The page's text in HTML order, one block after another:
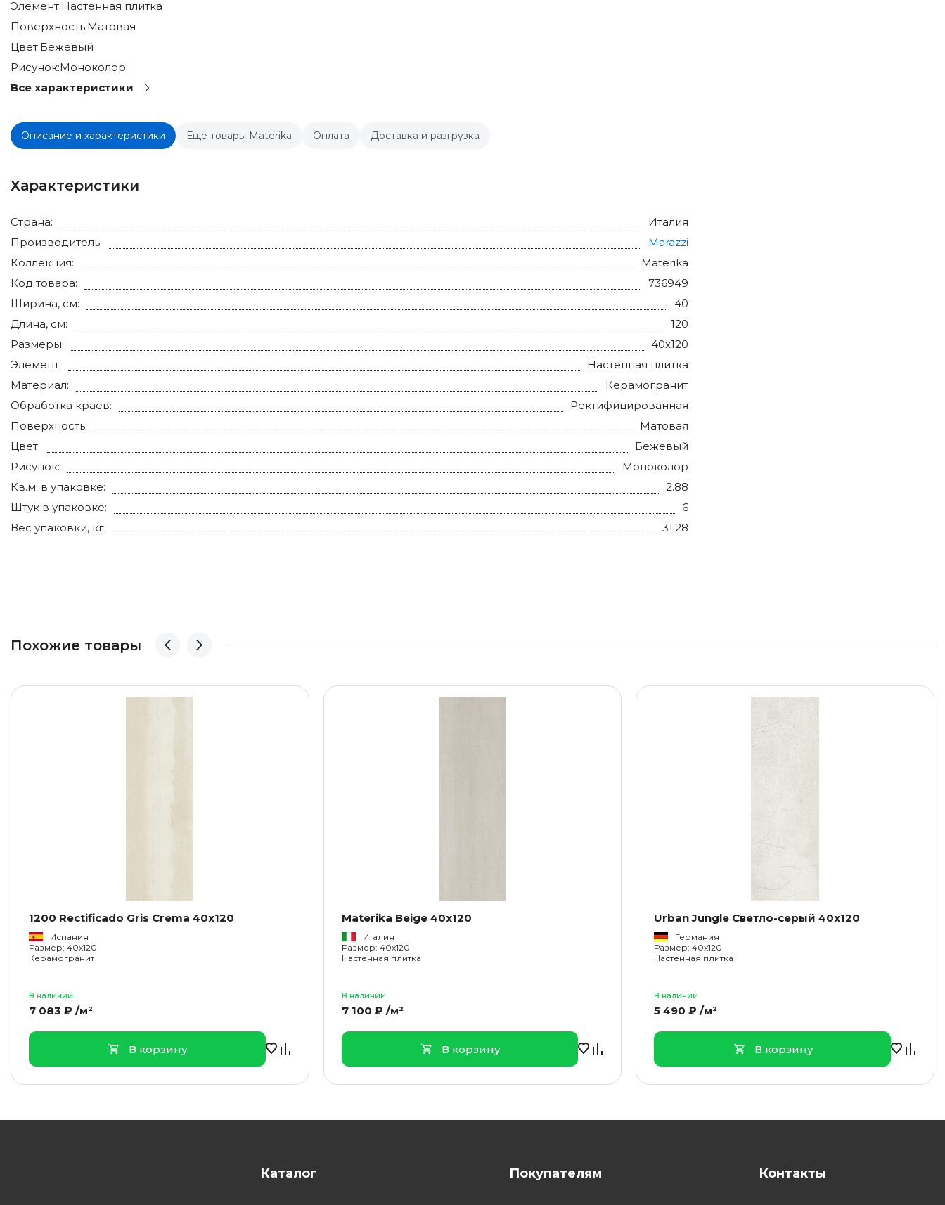
Элемент:Настенная плитка
Поверхность:Матовая
Цвет:Бежевый
Рисунок:Моноколор
Все характеристики
Описание и характеристики Еще товары Materika Оплата Доставка и разгрузка
Характеристики
Страна:
Италия
Производитель:
Marazzi
Коллекция:
Materika
Код товара:
736949
Ширина, см:
40
Длина, см:
120
Размеры:
40x120
Элемент:
Настенная плитка
Материал:
Керамогранит
Обработка краев:
Ректифицированная
Поверхность:
Матовая
Цвет:
Бежевый
Рисунок:
Моноколор
Кв.м. в упаковке:
2.88
Штук в упаковке:
6
Вес упаковки, кг:
31.28
Похожие товары
1200 Rectificado Gris Crema 40x120
Испания
Размер: 40x120
Керамогранит
В наличии
7 083 ₽ /м²
В корзину
Materika Beige 40x120
Италия
Размер: 40x120
Настенная плитка
В наличии
7 100 ₽ /м²
В корзину
Urban Jungle Светло-серый 40x120
Германия
Размер: 40x120
Настенная плитка
В наличии
5 490 ₽ /м²
В корзину
Каталог Покупателям Контакты